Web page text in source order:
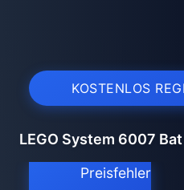
KOSTENLOS
LEGO System 6007
Preisfehler